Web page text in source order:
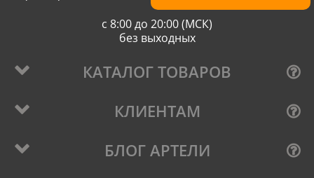
с 8:00 до 20:00 (МСК)
без выходных
КАТАЛОГ ТОВАРОВ
КЛИЕНТАМ
БЛОГ АРТЕЛИ